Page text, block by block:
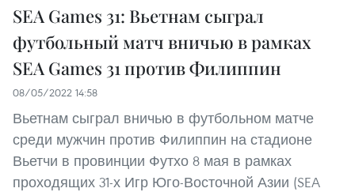
SEA Games 31: Вьетнам сыграл
футбольный матч вничью в рамках
SEA Games 31 против Филиппин
08/05/2022 14:58
Вьетнам сыграл вничью в футбольном матче
среди мужчин против Филиппин на стадионе
Вьетчи в провинции Футхо 8 мая в рамках
проходящих 31-х Игр Юго-Восточной Азии (SEA